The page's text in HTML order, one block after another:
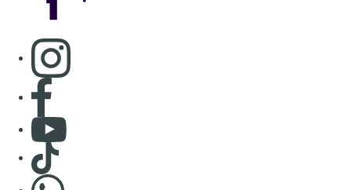
Consulter page Instagram
Consulter page Facebook
Consulter Youtube
Consulter TikTok